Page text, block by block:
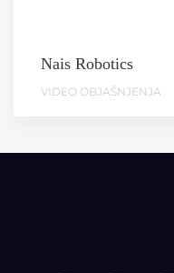
Nais Robotics
VIDEO OBJAŠNJENJA